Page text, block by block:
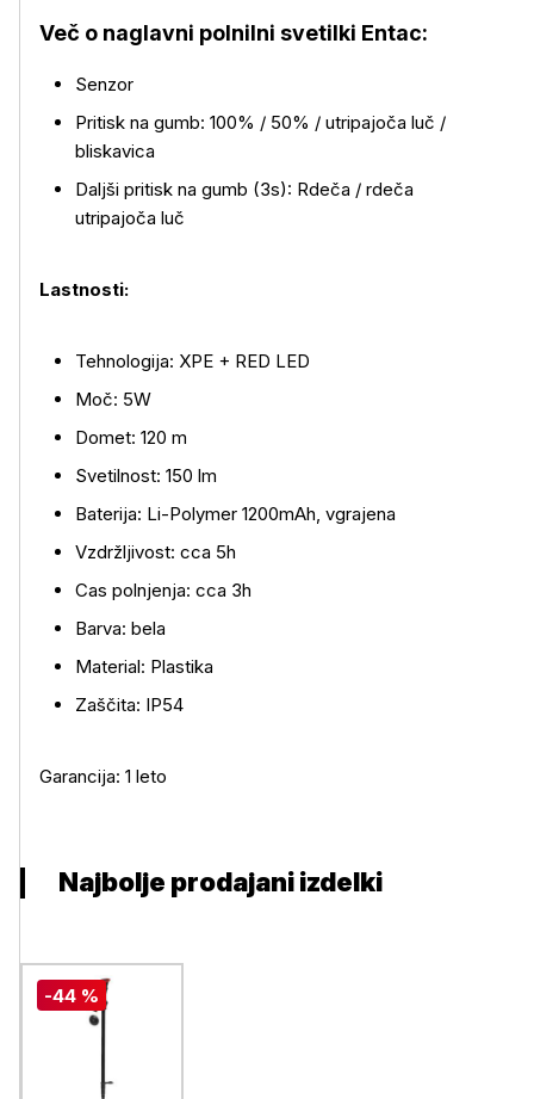
Več o naglavni polnilni svetilki Entac:
Senzor
Pritisk na gumb: 100% / 50% / utripajoča luč /
bliskavica
Daljši pritisk na gumb (3s): Rdeča / rdeča
utripajoča luč
Lastnosti:
Tehnologija: XPE + RED LED
Moč: 5W
Domet: 120 m
Svetilnost: 150 lm
Baterija: Li-Polymer 1200mAh, vgrajena
Vzdržljivost: cca 5h
Cas polnjenja: cca 3h
Barva: bela
Material: Plastika
Zaščita: IP54
Garancija: 1 leto
Najbolje prodajani izdelki
-44 %